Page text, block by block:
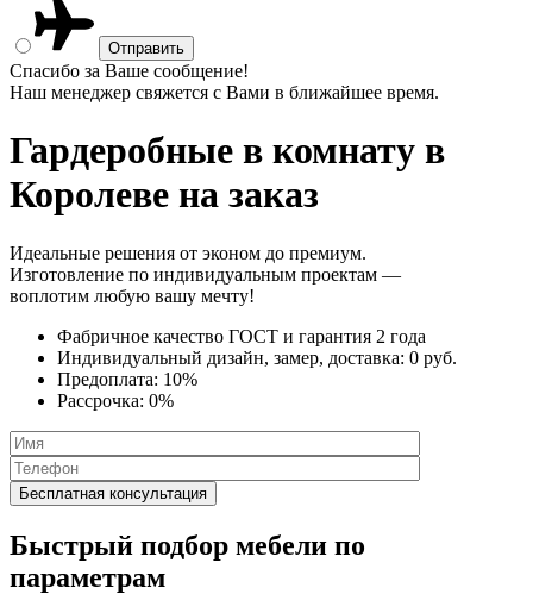
Спасибо за Ваше сообщение!
Наш менеджер свяжется с Вами в ближайшее время.
Гардеробные в комнату в
Королеве на заказ
Идеальные решения от эконом до премиум.
Изготовление по индивидуальным проектам —
воплотим любую вашу мечту!
Фабричное качество ГОСТ и гарантия 2 года
Индивидуальный дизайн, замер, доставка: 0 руб.
Предоплата: 10%
Рассрочка: 0%
Быстрый подбор мебели по
параметрам